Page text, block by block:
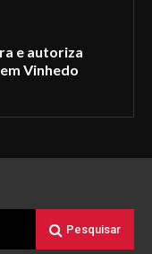
e autoriza
Vinhedo
Pesquisar